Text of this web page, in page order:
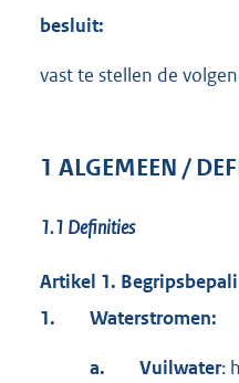
besluit:
vast te stellen de
1 ALGEMEEN /
1.1 Definities
Artikel 1.
1.
Waterstromen:
a. Vuilwater: